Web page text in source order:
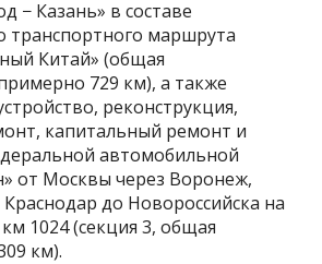
− Казань» в составе
транспортного маршрута
Китай» (общая
729 км), а также
реконструкция,
капитальный ремонт и
автомобильной
от Москвы через Воронеж,
до Новороссийска на
1024 (секция 3, общая
км).